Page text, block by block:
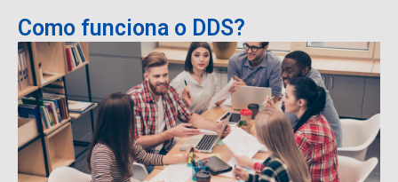
Como funciona o DDS?